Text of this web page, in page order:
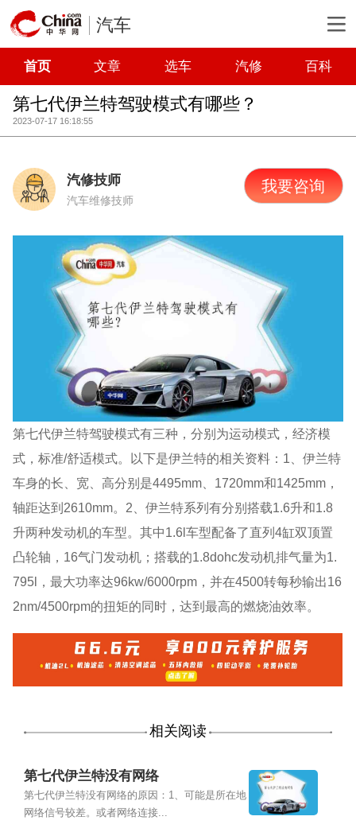
汽车
首页 文章 选车 汽修 百科
第七代伊兰特驾驶模式有哪些？
2023-07-17 16:18:55
汽修技师
汽车维修技师
我要咨询
第七代伊兰特驾驶模式有三种，分别为运动模式，经济模
式，标准/舒适模式。以下是伊兰特的相关资料：1、伊兰特
车身的长、宽、高分别是4495mm、1720mm和1425mm，
轴距达到2610mm。2、伊兰特系列有分别搭载1.6升和1.8
升两种发动机的车型。其中1.6l车型配备了直列4缸双顶置
凸轮轴，16气门发动机；搭载的1.8dohc发动机排气量为1.
795l，最大功率达96kw/6000rpm，并在4500转每秒输出16
2nm/4500rpm的扭矩的同时，达到最高的燃烧油效率。
相关阅读
第七代伊兰特没有网络
第七代伊兰特没有网络的原因：1、可能是所在地
网络信号较差。或者网络连接...